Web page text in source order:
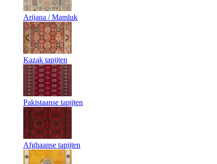
Arijana / Mamluk
Kazak tapijten
Pakistaanse tapijten
Afghaanse tapijten